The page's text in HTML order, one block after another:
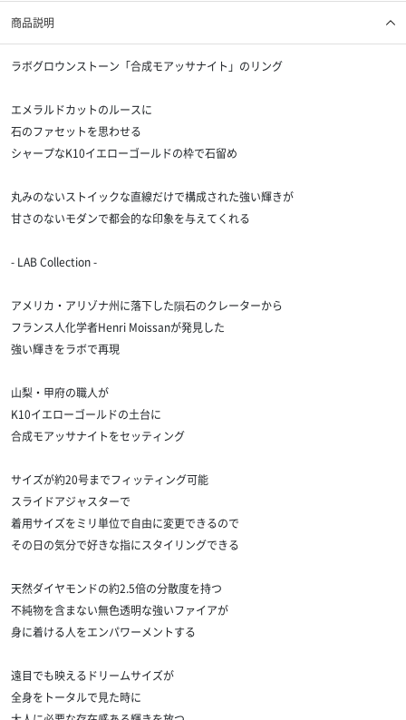
商品説明
ラボグロウンストーン「合成モアッサナイト」のリング
エメラルドカットのルースに
石のファセットを思わせる
シャープなK10イエローゴールドの枠で石留め
丸みのないストイックな直線だけで構成された強い輝きが
甘さのないモダンで都会的な印象を与えてくれる
- LAB Collection -
アメリカ・アリゾナ州に落下した隕石のクレーターから
フランス人化学者Henri Moissanが発見した
強い輝きをラボで再現
山梨・甲府の職人が
K10イエローゴールドの土台に
合成モアッサナイトをセッティング
サイズが約20号までフィッティング可能
スライドアジャスターで
着用サイズをミリ単位で自由に変更できるので
その日の気分で好きな指にスタイリングできる
天然ダイヤモンドの約2.5倍の分散度を持つ
不純物を含まない無色透明な強いファイアが
身に着ける人をエンパワーメントする
遠目でも映えるドリームサイズが
全身をトータルで見た時に